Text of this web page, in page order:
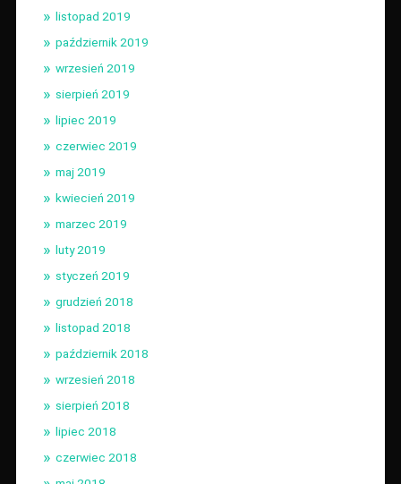
listopad 2019
październik 2019
wrzesień 2019
sierpień 2019
lipiec 2019
czerwiec 2019
maj 2019
kwiecień 2019
marzec 2019
luty 2019
styczeń 2019
grudzień 2018
listopad 2018
październik 2018
wrzesień 2018
sierpień 2018
lipiec 2018
czerwiec 2018